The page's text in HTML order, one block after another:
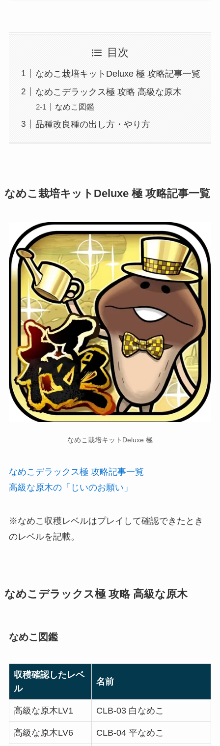
目次
なめこ栽培キットDeluxe 極 攻略記事一覧
なめこデラックス極 攻略 高級な原木
なめこ図鑑
品種改良種の出し方・やり方
なめこ栽培キットDeluxe 極 攻略記事一覧
なめこ栽培キットDeluxe 極
なめこデラックス極 攻略記事一覧
高級な原木の「じいのお願い」
※なめこ収穫レベルはプレイして確認できたとき
のレベルを記載。
なめこデラックス極 攻略 高級な原木
なめこ図鑑
収穫確認したレベ
ル
名前
高級な原木LV1 CLB-03 白なめこ
高級な原木LV6 CLB-04 平なめこ